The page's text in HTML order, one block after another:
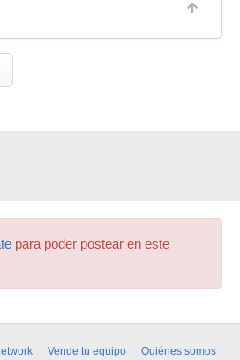
para poder postear en este
Vende tu equipo Quiénes somos